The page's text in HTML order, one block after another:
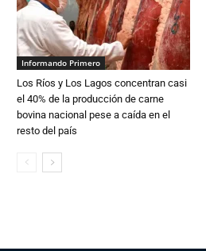
Informando Primero
Los Ríos y Los Lagos concentran casi
el 40% de la producción de carne
bovina nacional pese a caída en el
resto del país